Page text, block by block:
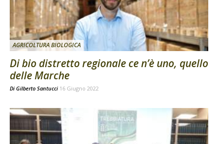
AGRICOLTURA BIOLOGICA
Di bio distretto regionale ce n’è uno, quello
delle Marche
Di Gilberto Santucci 16 Giugno 2022